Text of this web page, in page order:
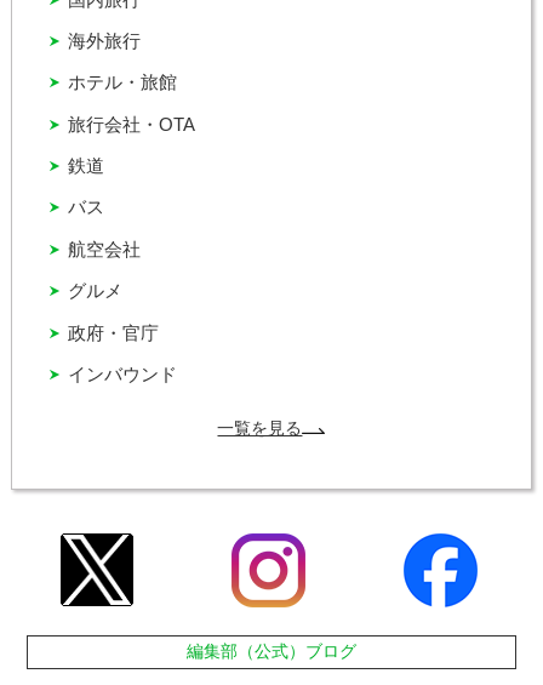
インバウンド
グルメ
バス
ホテル・旅館
政府・官庁
旅行会社・OTA
海外旅行
航空会社
鉄道
一覧を見る
編集部（公式）ブログ